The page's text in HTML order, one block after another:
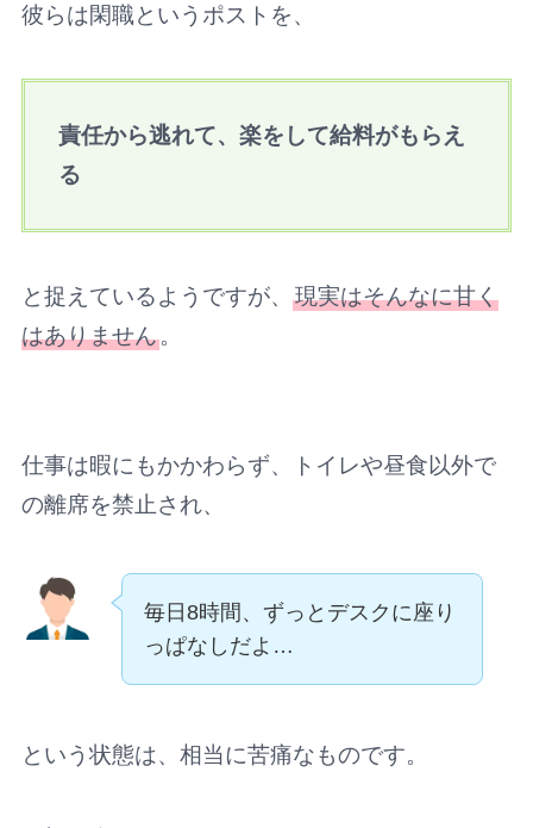
彼らは閑職というポストを、
責任から逃れて、楽をして給料がもらえ
る
と捉えているようですが、 現実はそんなに甘く
はありません。
仕事は暇にもかかわらず、トイレや昼食以外で
の離席を禁止され、
毎日8時間、ずっとデスクに座り
っぱなしだよ…
という状態は、相当に苦痛なものです。